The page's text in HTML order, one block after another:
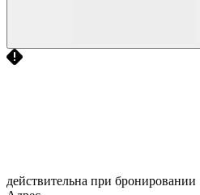
действительна при бронировании